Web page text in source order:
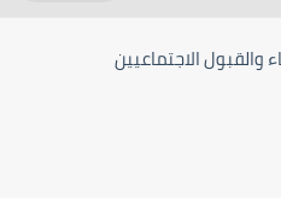
والقبول الاجتماعيين